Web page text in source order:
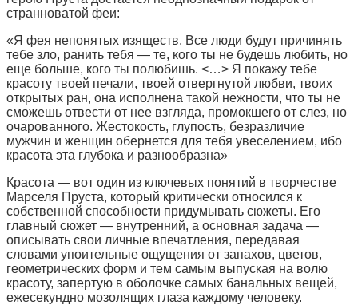
странноватой феи:
«Я фея непонятых изяществ. Все люди будут причинять
тебе зло, ранить тебя — те, кого ты не будешь любить, но
еще больше, кого ты полюбишь. <…> Я покажу тебе
красоту твоей печали, твоей отвергнутой любви, твоих
открытых ран, она исполнена такой нежности, что ты не
сможешь отвести от нее взгляда, промокшего от слез, но
очарованного. Жестокость, глупость, безразличие
мужчин и женщин обернется для тебя увеселением, ибо
красота эта глубока и разнообразна»
Красота — вот один из ключевых понятий в творчестве
Марселя Пруста, который критически относился к
собственной способности придумывать сюжеты. Его
главный сюжет — внутренний, а основная задача —
описывать свои личные впечатления, передавая
словами упоительные ощущения от запахов, цветов,
геометрических форм и тем самым выпуская на волю
красоту, запертую в оболочке самых банальных вещей,
ежесекундно мозолящих глаза каждому человеку.